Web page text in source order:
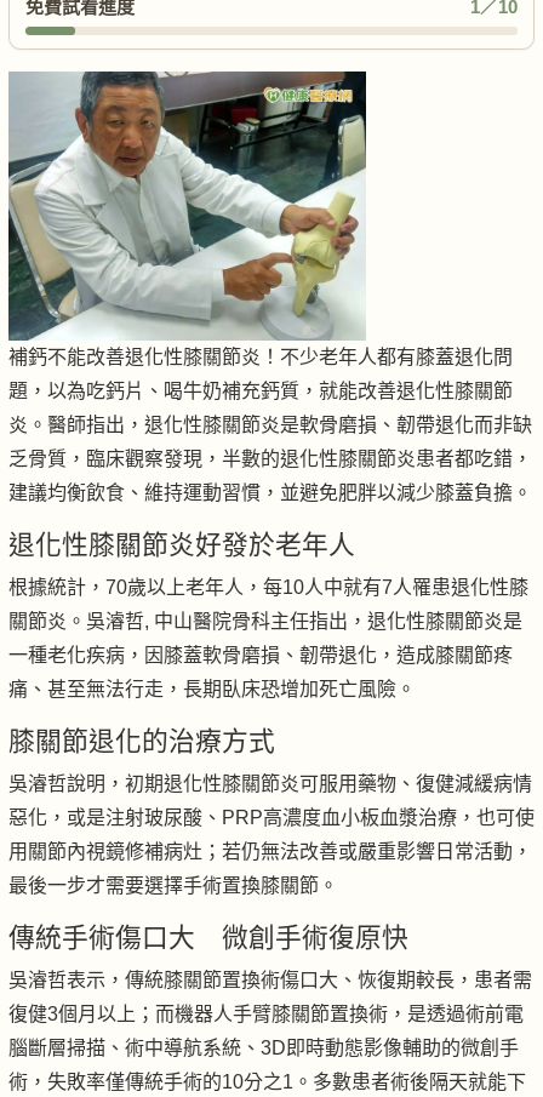
免費試看進度 1／10
補鈣不能改善退化性膝關節炎！不少老年人都有膝蓋退化問
題，以為吃鈣片、喝牛奶補充鈣質，就能改善退化性膝關節
炎。醫師指出，退化性膝關節炎是軟骨磨損、韌帶退化而非缺
乏骨質，臨床觀察發現，半數的退化性膝關節炎患者都吃錯，
建議均衡飲食、維持運動習慣，並避免肥胖以減少膝蓋負擔。
退化性膝關節炎好發於老年人
根據統計，70歲以上老年人，每10人中就有7人罹患退化性膝
關節炎。吳濬哲, 中山醫院骨科主任指出，退化性膝關節炎是
一種老化疾病，因膝蓋軟骨磨損、韌帶退化，造成膝關節疼
痛、甚至無法行走，長期臥床恐增加死亡風險。
膝關節退化的治療方式
吳濬哲說明，初期退化性膝關節炎可服用藥物、復健減緩病情
惡化，或是注射玻尿酸、PRP高濃度血小板血漿治療，也可使
用關節內視鏡修補病灶；若仍無法改善或嚴重影響日常活動，
最後一步才需要選擇手術置換膝關節。
傳統手術傷口大 微創手術復原快
吳濬哲表示，傳統膝關節置換術傷口大、恢復期較長，患者需
復健3個月以上；而機器人手臂膝關節置換術，是透過術前電
腦斷層掃描、術中導航系統、3D即時動態影像輔助的微創手
術，失敗率僅傳統手術的10分之1。多數患者術後隔天就能下